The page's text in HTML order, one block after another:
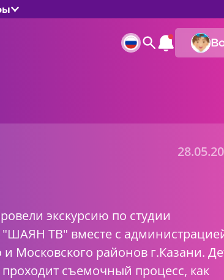
экскурсию по студии
"ШАЯН ТВ" вместе с
и Московского районов г.Казани.
проходит съемочный процесс, как